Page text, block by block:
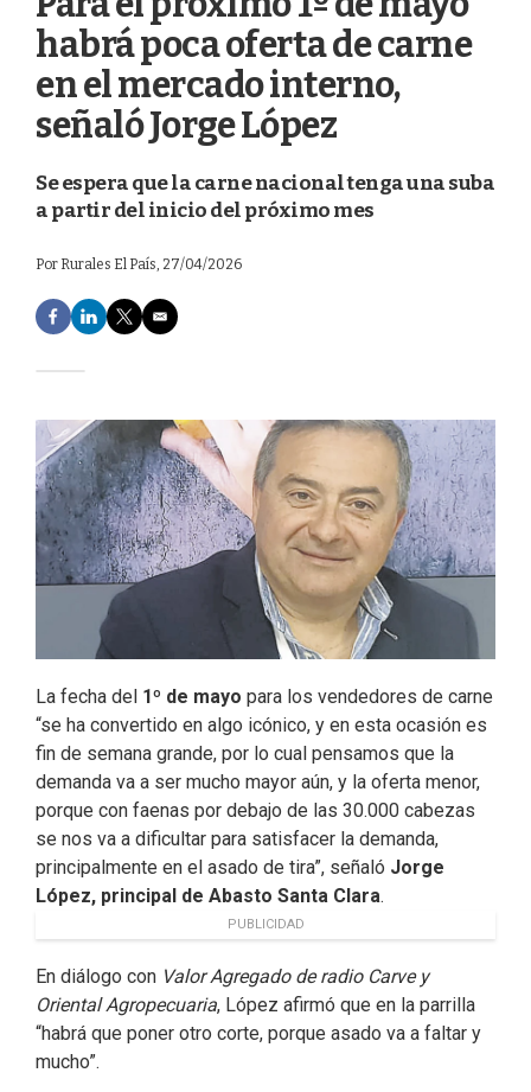
habrá poca oferta de carne
en el mercado interno,
señaló Jorge López
Se espera que la carne nacional tenga una suba
a partir del inicio del próximo mes
Por Rurales El País, 27/04/2026
F
a
e
o
o
k
L
i
d
I
n
T
w
e
r
E
m
La fecha del 1º de mayo para los vendedores de carne
“se ha convertido en algo icónico, y en esta ocasión es
fin de semana grande, por lo cual pensamos que la
demanda va a ser mucho mayor aún, y la oferta menor,
porque con faenas por debajo de las 30.000 cabezas
se nos va a dificultar para satisfacer la demanda,
principalmente en el asado de tira”, señaló Jorge
López, principal de Abasto Santa Clara.
PUBLICIDAD
En diálogo con Valor Agregado de radio Carve y
Oriental Agropecuaria, López afirmó que en la parrilla
“habrá que poner otro corte, porque asado va a faltar y
mucho”.